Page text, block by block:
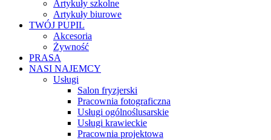
Artykuły szkolne
Artykuły biurowe
TWÓJ PUPIL
Akcesoria
Żywność
PRASA
NASI NAJEMCY
Usługi
Salon fryzjerski
Pracownia fotograficzna
Usługi ogólnoślusarskie
Usługi krawieckie
Pracownia projektowa